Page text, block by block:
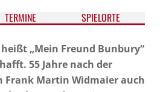
TER­MI­NE SPIELORTE
„Mein Freund Bunbury“
55 Jahre nach der
Frank Martin Widmaier auch